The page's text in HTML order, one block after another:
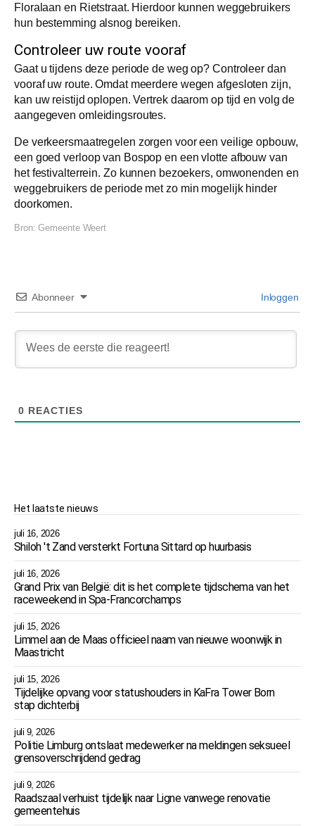
Floralaan en Rietstraat. Hierdoor kunnen weggebruikers
hun bestemming alsnog bereiken.
Controleer uw route vooraf
Gaat u tijdens deze periode de weg op? Controleer dan
vooraf uw route. Omdat meerdere wegen afgesloten zijn,
kan uw reistijd oplopen. Vertrek daarom op tijd en volg de
aangegeven omleidingsroutes.
De verkeersmaatregelen zorgen voor een veilige opbouw,
een goed verloop van Bospop en een vlotte afbouw van
het festivalterrein. Zo kunnen bezoekers, omwonenden en
weggebruikers de periode met zo min mogelijk hinder
doorkomen.
Bron:Gemeente Weert
Abonneer Inloggen
0 REACTIES
Het laatste nieuws
juli 16, 2026
Shiloh 't Zand versterkt Fortuna Sittard op huurbasis
juli 16, 2026
Grand Prix van België: dit is het complete tijdschema van het
raceweekend in Spa-Francorchamps
juli 15, 2026
Limmel aan de Maas officieel naam van nieuwe woonwijk in
Maastricht
juli 15, 2026
Tijdelijke opvang voor statushouders in KaFra Tower Born
stap dichterbij
juli 9, 2026
Politie Limburg ontslaat medewerker na meldingen seksueel
grensoverschrijdend gedrag
juli 9, 2026
Raadszaal verhuist tijdelijk naar Ligne vanwege renovatie
gemeentehuis